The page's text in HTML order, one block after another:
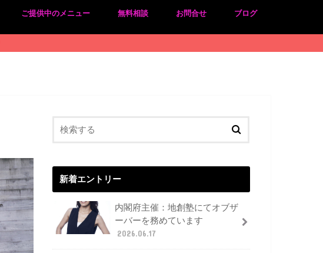
ご提供中のメニュー 無料相談 お問合せ ブログ
新着エントリー
内閣府主催：地創塾にてオブザ
ーバーを務めています
2026.06.17